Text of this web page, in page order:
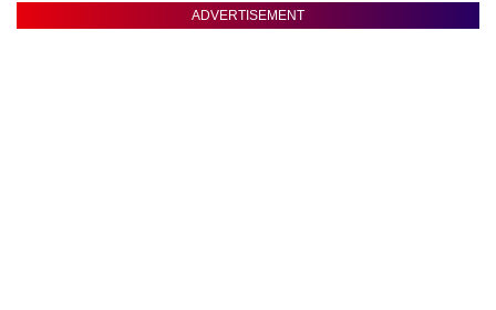
ADVERTISEMENT